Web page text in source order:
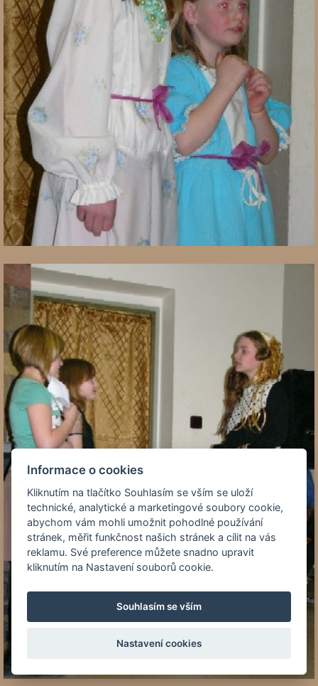
Informace o cookies
Kliknutím na tlačítko Souhlasím se vším se uloží
technické, analytické a marketingové soubory cookie,
abychom vám mohli umožnit pohodlné používání
stránek, měřit funkčnost našich stránek a cílit na vás
reklamu. Své preference můžete snadno upravit
kliknutím na Nastavení souborů cookie.
Souhlasím se vším
Nastavení cookies